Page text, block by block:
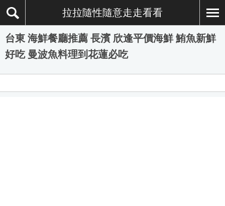
拉拉隨性隨意走走看看
台東 海鮮餐廳推薦 長濱 欣逢平價海鮮 鮪魚新鮮
好吃 曼波魚料理到花蓮必吃